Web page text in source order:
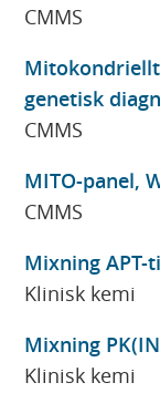
CMMS
genetisk
CMMS
MITO-panel,
CMMS
Mixning APT-
Klinisk kemi
Mixning
Klinisk kemi